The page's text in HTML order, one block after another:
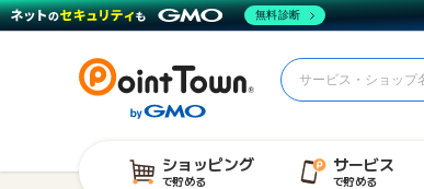
ショッピング
で貯める
サービス
で貯める
無料診断